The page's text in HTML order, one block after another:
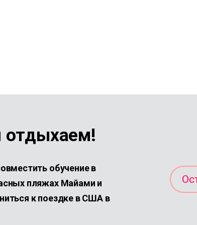
отдыхаем!
обучение в
пляжах Майами и
к поездке в США в